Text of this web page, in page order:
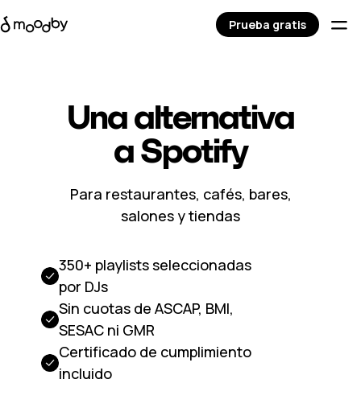
Para restaurantes, cafés, bares,
salones y tiendas
Una alternativa
a Spotify
350+ playlists seleccionadas
por DJs
Sin cuotas de ASCAP, BMI,
SESAC ni GMR
Certificado de cumplimiento
incluido
Prueba gratis